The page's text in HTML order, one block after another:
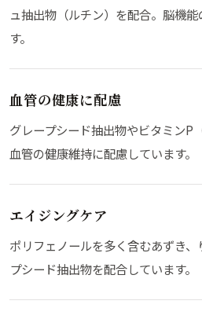
ュ抽出物（ルチン）を配合。脳機
す。
血管の健康に配慮
グレープシード抽出物やビタミンP
血管の健康維持に配慮しています。
エイジングケア
ポリフェノールを多く含むあずき
プシード抽出物を配合しています。